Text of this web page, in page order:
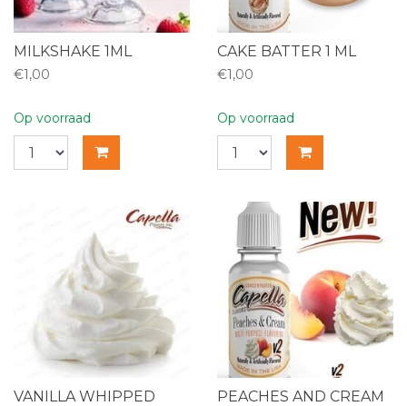
MILKSHAKE 1ML
€1,00
Op voorraad
CAKE BATTER 1 ML
€1,00
Op voorraad
VANILLA WHIPPED
PEACHES AND CREAM